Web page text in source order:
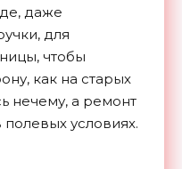
даже
для
чтобы
как на старых
нечему, а ремонт
условиях.